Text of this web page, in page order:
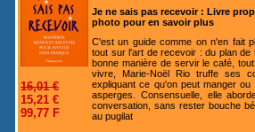
16,01 €
15,21 €
99,77 F
Je ne sais pas recevoir : Livre
photo pour en savoir plus
C'est un guide comme on n'en fait
tout sur l'art de recevoir : du plan
bonne manière de servir le café,
vivre, Marie-Noël Rio truffe ses
expliquant ce qu'on peut manger
asperges. Consensuelle, elle
conversation, sans rester bouche
au pugilat